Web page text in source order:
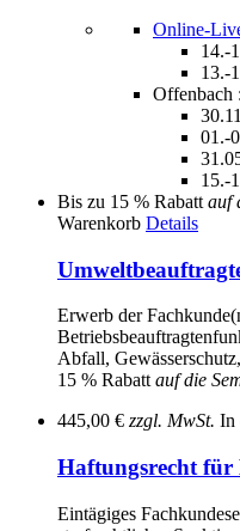
Online-
14.-
13.-
Offenbach :
01.-
15.-
Bis zu 15 % Rabatt auf
Warenkorb Details
Erwerb der
Abfall,
15 % Rabatt auf die
445,00 € zzgl. MwSt. In
Haftungsrecht für
Eintägiges